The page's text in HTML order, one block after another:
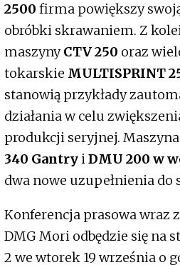
2500 firma powiększy
obróbki skrawaniem. Z
maszynyCTV 250 oraz
tokarskie MULTISPRINT
stanowią przykłady
działania w celu
produkcji seryjnej.
340 GantryiDMU 200 w
dwa nowe uzupełnienia do
Konferencja prasowa wraz
DMG Mori odbędzie się na
2 we wtorek 19 września o